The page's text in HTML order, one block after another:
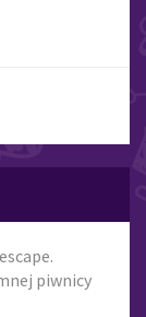
piwnicy